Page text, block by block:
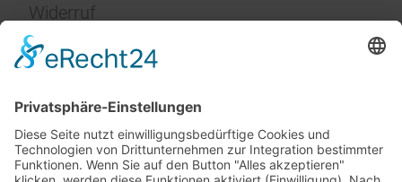
Widerruf
Impressum
Service